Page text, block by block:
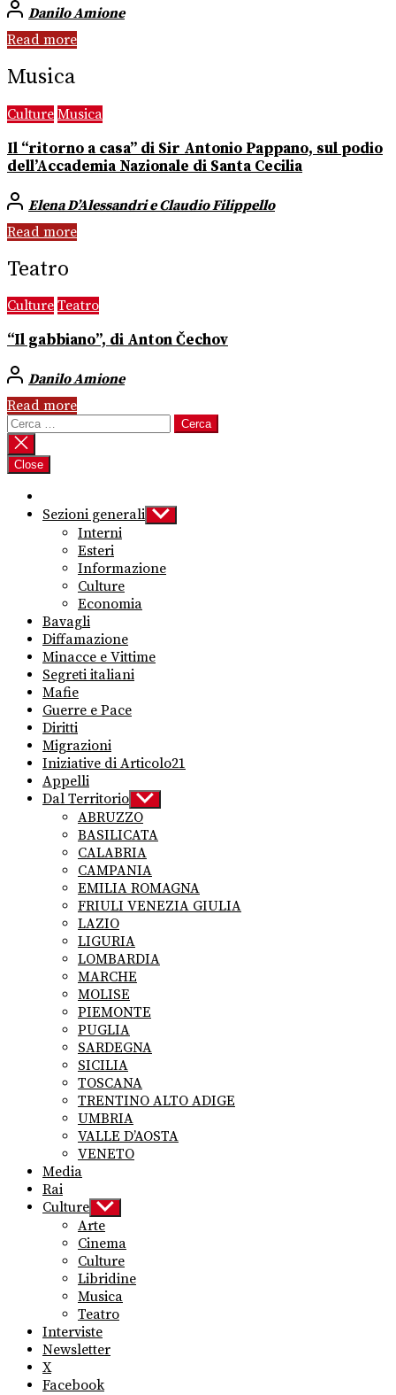
Danilo Amione
Read more
Musica
Culture Musica
Il “ritorno a casa” di Sir Antonio Pappano, sul podio
dell’Accademia Nazionale di Santa Cecilia
Elena D’Alessandri e Claudio Filippello
Read more
Teatro
Culture Teatro
“Il gabbiano”, di Anton Čechov
Danilo Amione
Read more
Ricerca
per:
Close
Sezioni generali Show
sub
Interni
Esteri
Informazione
Culture
Economia
Bavagli
Diffamazione
Minacce e Vittime
Segreti italiani
Mafie
Guerre e Pace
Diritti
Migrazioni
Iniziative di Articolo21
Appelli
Dal Territorio Show
sub
menu
ABRUZZO
BASILICATA
CALABRIA
CAMPANIA
EMILIA ROMAGNA
FRIULI VENEZIA GIULIA
LAZIO
LIGURIA
LOMBARDIA
MARCHE
MOLISE
PIEMONTE
PUGLIA
SARDEGNA
SICILIA
TOSCANA
TRENTINO ALTO ADIGE
UMBRIA
VALLE D’AOSTA
VENETO
Media
Rai
Culture Show
sub
menu
Arte
Cinema
Culture
Libridine
Musica
Teatro
Interviste
Newsletter
X
Facebook